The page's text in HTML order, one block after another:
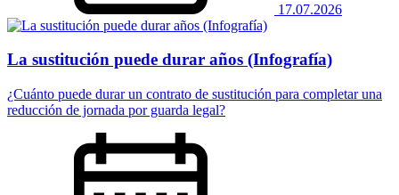
17.07.2026
La sustitución puede durar años (Infografía)
¿Cuánto puede durar un contrato de sustitución para completar una
reducción de jornada por guarda legal?